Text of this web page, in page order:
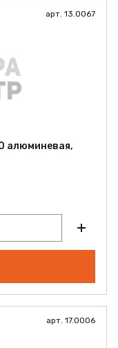
арт. 13.0067
алюминевая,
арт. 17.0006